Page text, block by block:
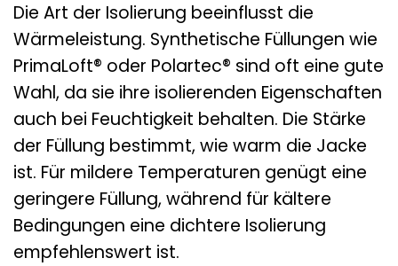
Die Art der Isolierung beeinflusst die
Wärmeleistung. Synthetische Füllungen wie
PrimaLoft® oder Polartec® sind oft eine gute
Wahl, da sie ihre isolierenden Eigenschaften
auch bei Feuchtigkeit behalten. Die Stärke
der Füllung bestimmt, wie warm die Jacke
ist. Für mildere Temperaturen genügt eine
geringere Füllung, während für kältere
Bedingungen eine dichtere Isolierung
empfehlenswert ist.